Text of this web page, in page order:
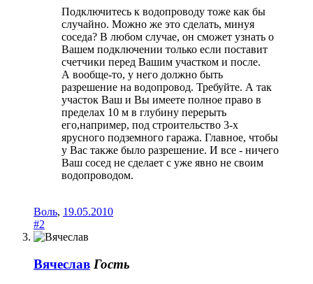
Подключитесь к водопроводу тоже как бы
случайно. Можно же это сделать, минуя
соседа? В любом случае, он сможет узнать о
Вашем подключении только если поставит
счетчики перед Вашим участком и после.
А вообще-то, у него должно быть
разрешение на водопровод. Требуйте. А так
участок Ваш и Вы имеете полное право в
пределах 10 м в глубину перерыть
его,например, под строительство 3-х
ярусного подземного гаража. Главное, чтобы
у Вас также было разрешение. И все - ничего
Ваш сосед не сделает с уже явно не своим
водопроводом.
Воль, 19.05.2010
#2
Вячеслав Гость